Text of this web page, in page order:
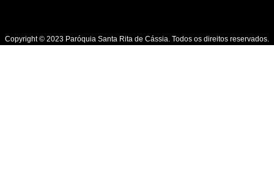
Copyright © 2023 Paróquia Santa Rita de Cássia. Todos os direitos reservados.